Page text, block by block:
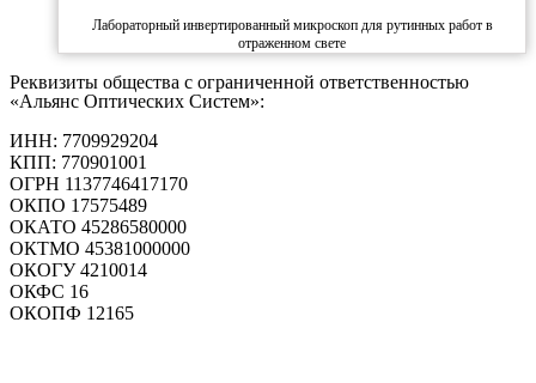
Лабораторный инвертированный микроскоп для рутинных работ в
отраженном свете
Реквизиты общества с ограниченной ответственностью
«Альянс Оптических Систем»:
ИНН: 7709929204
КПП: 770901001
ОГРН 1137746417170
ОКПО 17575489
ОКАТО 45286580000
ОКТМО 45381000000
ОКОГУ 4210014
ОКФС 16
ОКОПФ 12165